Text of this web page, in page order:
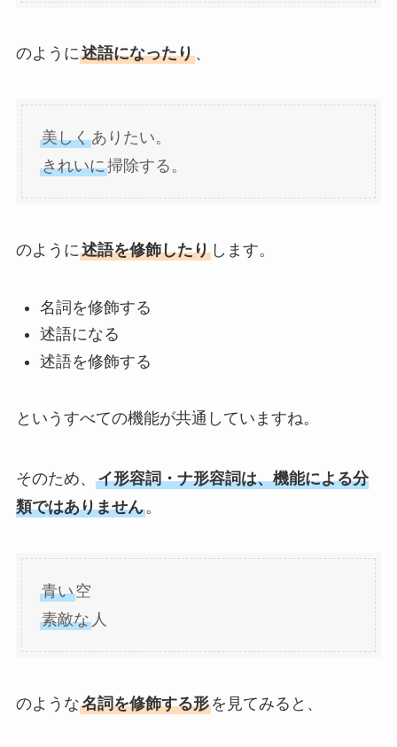
のように述語になったり、
美しくありたい。
きれいに掃除する。
のように述語を修飾したりします。
名詞を修飾する
述語になる
述語を修飾する
というすべての機能が共通していますね。
そのため、 イ形容詞・ナ形容詞は、機能による分
類ではありません。
青い空
素敵な人
のような名詞を修飾する形を見てみると、